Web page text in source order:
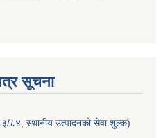
सूचना
८४, स्थानीय उत्पादनको सेवा शुल्क)